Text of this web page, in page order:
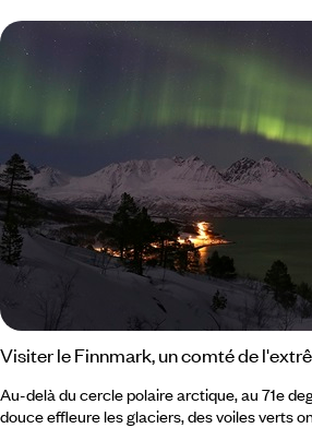
montagne aux restaurants sous-marins,
nature, design et terroir s’unissent dans
Visiter le Finnmark, un comté de
Au-delà du cercle polaire arctique, au 71e
douce effleure les glaciers, des voiles verts